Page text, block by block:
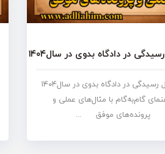
در دادگاه بدوی در سال۱۴۰۴ +دانلود خلاصه مقاله
مراحل رسیدگی در دادگاه بدوی در سال۱۴۰۴
گام‌به‌گام با مثال‌های عملی و
پرونده‌های موفق ...